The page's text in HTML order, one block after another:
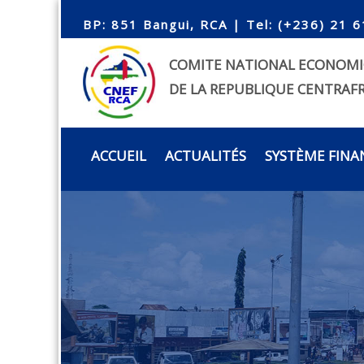
BP: 851 Bangui, RCA | Tel: (+236) 21
COMITE NATIONAL
DE LA REPUBLIQUE
ACCUEIL ACTUALITÉS SYSTÈME